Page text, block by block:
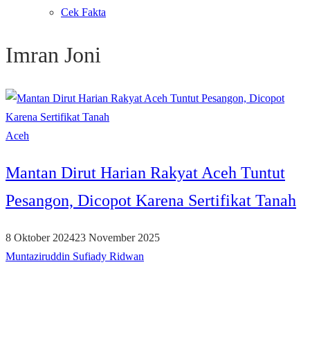
Cek Fakta
Imran Joni
Aceh
Mantan Dirut Harian Rakyat Aceh Tuntut
Pesangon, Dicopot Karena Sertifikat Tanah
8 Oktober 202423 November 2025
Muntaziruddin Sufiady Ridwan